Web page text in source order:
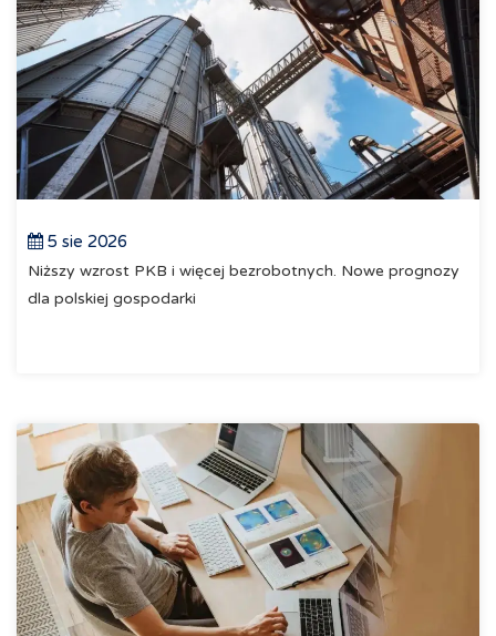
5 sie 2026
Niższy wzrost PKB i więcej bezrobotnych. Nowe prognozy
dla polskiej gospodarki